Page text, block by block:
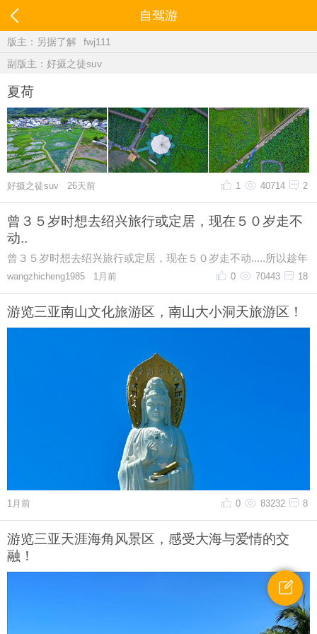
自驾游
版主： 另据了解
fwj111
副版主： 好摄之徒suv